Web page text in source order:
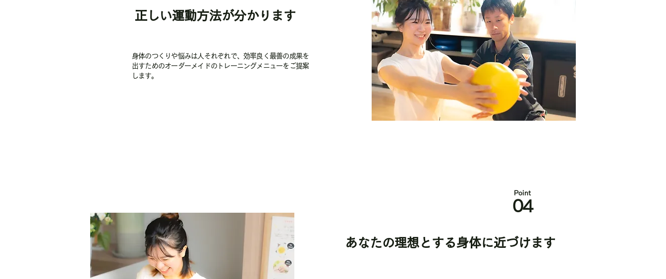
正しい運動方法が分かります
身体のつくりや悩みは人それぞれで、効率良く最善の成果を
出すためのオーダーメイドのトレーニングメニューをご提案
します。
Point
04
あなたの理想とする身体に近づけます